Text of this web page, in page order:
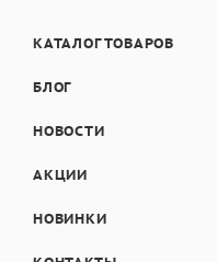
КАТАЛОГ ТОВАРОВ
БЛОГ
НОВОСТИ
АКЦИИ
НОВИНКИ